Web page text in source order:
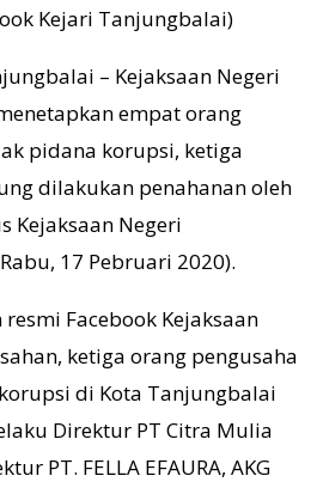
Kejari Tanjungbalai)
– Kejaksaan Negeri
empat orang
pidana korupsi, ketiga
dilakukan penahanan oleh
Kejaksaan Negeri
17 Pebruari 2020).
Facebook Kejaksaan
ketiga orang pengusaha
di Kota Tanjungbalai
Direktur PT Citra Mulia
PT. FELLA EFAURA, AKG